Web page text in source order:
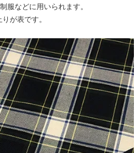
服などに用いられます。
が表です。